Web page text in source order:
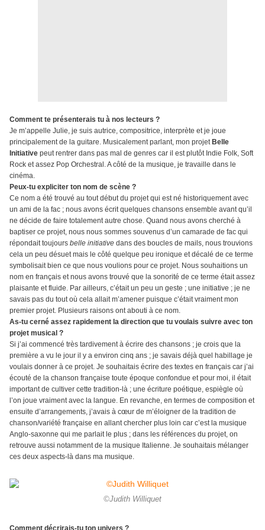
Comment te présenterais tu à nos lecteurs ?
Je m’appelle Julie, je suis autrice, compositrice, interprète et je joue
principalement de la guitare. Musicalement parlant, mon projetBelle
Initiative peut rentrer dans pas mal de genres car il est plutôt Indie Folk, Soft
Rock et assez Pop Orchestral. A côté de la musique, je travaille dans le
cinéma.
Peux-tu expliciter ton nom de scène ?
Ce nom a été trouvé au tout début du projet qui est né historiquement avec
un ami de la fac ; nous avons écrit quelques chansons ensemble avant qu’il
ne décide de faire totalement autre chose. Quand nous avons cherché à
baptiser ce projet, nous nous sommes souvenus d’un camarade de fac qui
répondait toujours belle initiative dans des boucles de mails, nous trouvions
cela un peu désuet mais le côté quelque peu ironique et décalé de ce terme
symbolisait bien ce que nous voulions pour ce projet. Nous souhaitions un
nom en français et nous avons trouvé que la sonorité de ce terme était assez
plaisante et fluide. Par ailleurs, c’était un peu un geste ; une initiative ; je ne
savais pas du tout où cela allait m’amener puisque c’était vraiment mon
premier projet. Plusieurs raisons ont abouti à ce nom.
As-tu cerné assez rapidement la direction que tu voulais suivre avec ton
projet musical ?
Si j’ai commencé très tardivement à écrire des chansons ; je crois que la
première a vu le jour il y a environ cinq ans ; je savais déjà quel habillage je
voulais donner à ce projet. Je souhaitais écrire des textes en français car j’ai
écouté de la chanson française toute époque confondue et pour moi, il était
important de cultiver cette tradition-là ; une écriture poétique, espiègle où
l’on joue vraiment avec la langue. En revanche, en termes de composition et
ensuite d’arrangements, j’avais à cœur de m’éloigner de la tradition de
chanson/variété française en allant chercher plus loin car c’est la musique
Anglo-saxonne qui me parlait le plus ; dans les références du projet, on
retrouve aussi notamment de la musique Italienne. Je souhaitais mélanger
ces deux aspects-là dans ma musique.
©Judith Williquet
Comment décrirais-tu ton univers ?